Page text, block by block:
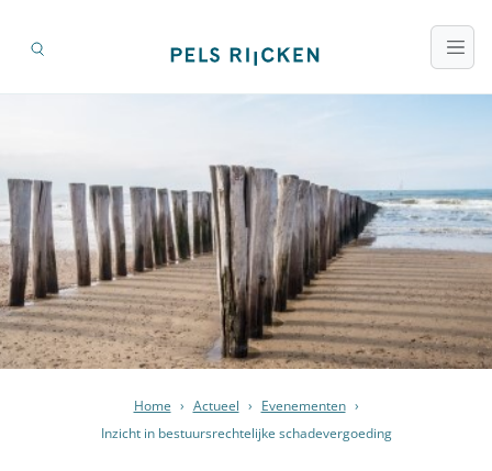
Home › Actueel › Evenementen ›
Inzicht in bestuursrechtelijke schadevergoeding